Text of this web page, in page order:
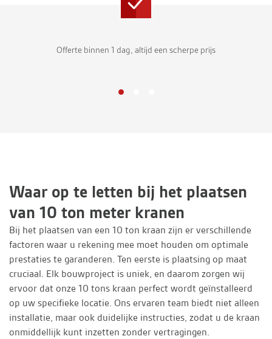
Offerte binnen 1 dag, altijd een scherpe prijs
Waar op te letten bij het plaatsen
van 10 ton meter kranen
Bij het plaatsen van een 10 ton kraan zijn er verschillende
factoren waar u rekening mee moet houden om optimale
prestaties te garanderen. Ten eerste is plaatsing op maat
cruciaal. Elk bouwproject is uniek, en daarom zorgen wij
ervoor dat onze 10 tons kraan perfect wordt geïnstalleerd
op uw specifieke locatie. Ons ervaren team biedt niet alleen
installatie, maar ook duidelijke instructies, zodat u de kraan
onmiddellijk kunt inzetten zonder vertragingen.